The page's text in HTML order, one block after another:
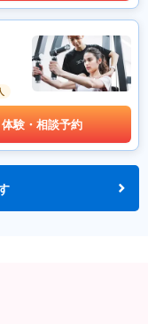
体験・相談予約